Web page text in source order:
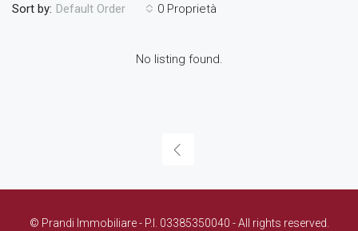
0 Proprietà
Sort by: Default Order
No listing found.
© Prandi Immobiliare - P.I. 03385350040 - All rights reserved.